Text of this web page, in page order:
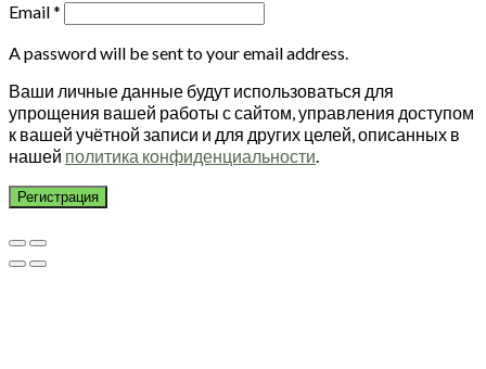
Email*
A password will be sent to your email address.
Ваши личные данные будут использоваться для
упрощения вашей работы с сайтом, управления доступом
к вашей учётной записи и для других целей, описанных в
нашей политика конфиденциальности.
Регистрация